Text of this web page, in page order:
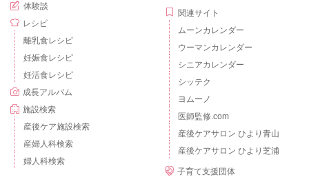
体験談
レシピ
離乳食レシピ
妊娠食レシピ
妊活食レシピ
成長アルバム
施設検索
産後ケア施設検索
産婦人科検索
婦人科検索
関連サイト
ムーンカレンダー
ウーマンカレンダー
シニアカレンダー
シッテク
ヨムーノ
医師監修.com
産後ケアサロン ひより青山
産後ケアサロン ひより芝浦
子育て支援団体